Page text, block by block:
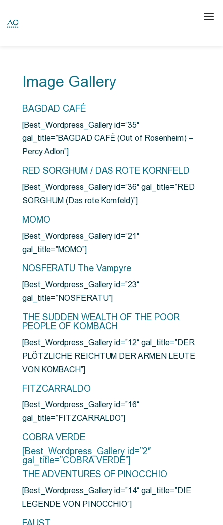
Image Gallery
BAGDAD CAFÉ
[Best_Wordpress_Gallery id=”35″
gal_title=”BAGDAD CAFÉ (Out of Rosenheim) –
Percy Adlon”]
RED SORGHUM / DAS ROTE KORNFELD
[Best_Wordpress_Gallery id=”36″ gal_title=”RED
SORGHUM (Das rote Kornfeld)”]
MOMO
[Best_Wordpress_Gallery id=”21″
gal_title=”MOMO”]
NOSFERATU The Vampyre
[Best_Wordpress_Gallery id=”23″
gal_title=”NOSFERATU”]
THE SUDDEN WEALTH OF THE POOR
PEOPLE OF KOMBACH
[Best_Wordpress_Gallery id=”12″ gal_title=”DER
PLÖTZLICHE REICHTUM DER ARMEN LEUTE
VON KOMBACH”]
FITZCARRALDO
[Best_Wordpress_Gallery id=”16″
gal_title=”FITZCARRALDO”]
COBRA VERDE
[Best_Wordpress_Gallery id=”2″
gal_title=”COBRA VERDE”]
THE ADVENTURES OF PINOCCHIO
[Best_Wordpress_Gallery id=”14″ gal_title=”DIE
LEGENDE VON PINOCCHIO”]
FAUST